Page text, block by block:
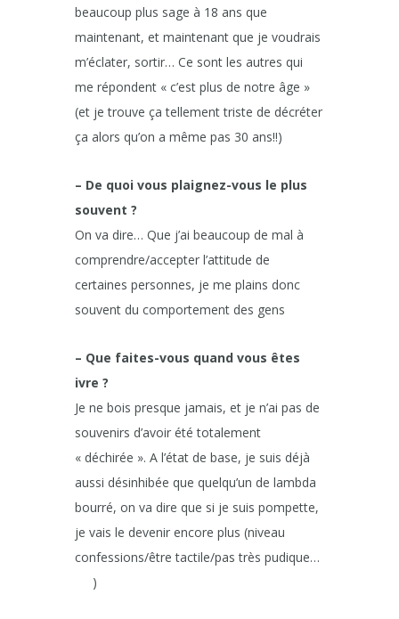
beaucoup plus sage à 18 ans que
maintenant, et maintenant que je voudrais
m’éclater, sortir… Ce sont les autres qui
me répondent « c’est plus de notre âge »
(et je trouve ça tellement triste de décréter
ça alors qu’on a même pas 30 ans!!)
– De quoi vous plaignez-vous le plus
souvent ?
On va dire… Que j’ai beaucoup de mal à
comprendre/accepter l’attitude de
certaines personnes, je me plains donc
souvent du comportement des gens
– Que faites-vous quand vous êtes
ivre ?
Je ne bois presque jamais, et je n’ai pas de
souvenirs d’avoir été totalement
« déchirée ». A l’état de base, je suis déjà
aussi désinhibée que quelqu’un de lambda
bourré, on va dire que si je suis pompette,
je vais le devenir encore plus (niveau
confessions/être tactile/pas très pudique…
)